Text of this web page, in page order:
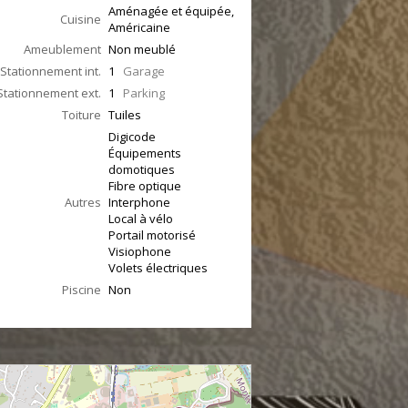
Cuisine Aménagée et équipée,
Américaine
Ameublement Non meublé
Stationnement int. 1 Garage
ext. 1 Parking
Toiture Tuiles
Autres
Digicode
Équipements
domotiques
Fibre optique
Interphone
Local à vélo
Portail motorisé
Visiophone
Volets électriques
Piscine Non